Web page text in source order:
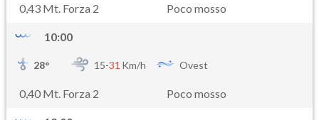
0,43 Mt. Forza 2 Poco mosso
10:00
28° 15-31 Km/h Ovest
0,40 Mt. Forza 2 Poco mosso